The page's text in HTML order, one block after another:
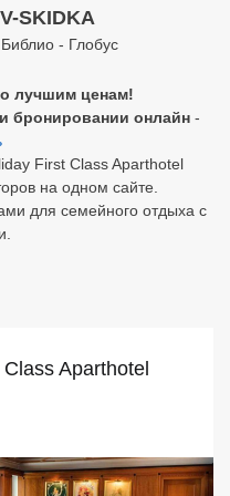
SKIDKA
- Глобус
лучшим ценам!
бронировании онлайн -
First Class Aparthotel
на одном сайте.
для семейного отдыха с
Aparthotel